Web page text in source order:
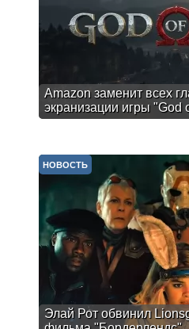
Amazon заменит всех
экранизации игры "God
Элай Рот обвинил
НОВОСТЬ